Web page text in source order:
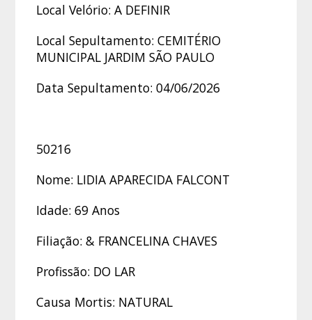
Local Velório: A DEFINIR
Local Sepultamento: CEMITÉRIO
MUNICIPAL JARDIM SÃO PAULO
Data Sepultamento: 04/06/2026
50216
Nome: LIDIA APARECIDA FALCONT
Idade: 69 Anos
Filiação: & FRANCELINA CHAVES
Profissão: DO LAR
Causa Mortis: NATURAL